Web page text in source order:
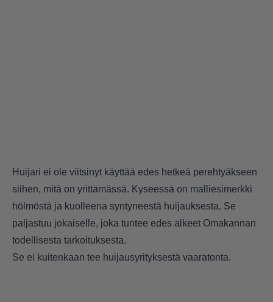
Huijari ei ole viitsinyt käyttää edes hetkeä perehtyäkseen
siihen, mitä on yrittämässä. Kyseessä on malliesimerkki
hölmöstä ja kuolleena syntyneestä huijauksesta. Se
paljastuu jokaiselle, joka tuntee edes alkeet Omakannan
todellisesta tarkoituksesta.
Se ei kuitenkaan tee huijausyrityksestä vaaratonta.